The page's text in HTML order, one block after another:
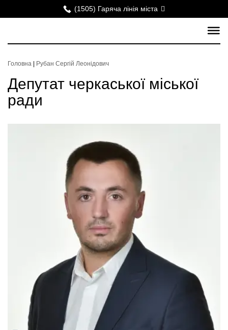
(1505) Гаряча лінія міста
Головна Рубан Сергій Леонідович
Депутат черкаської міської
ради